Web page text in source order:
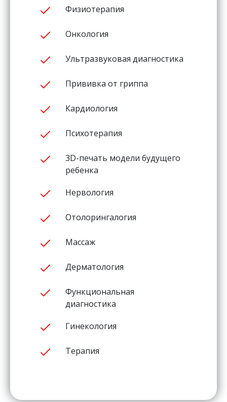
Физиотерапия
Онкология
Ультразвуковая диагностика
Прививка от гриппа
Кардиология
Психотерапия
3D-печать модели будущего
ребенка
Нервология
Отолорингалогия
Массаж
Дерматология
Функциональная
диагностика
Гинекология
Терапия